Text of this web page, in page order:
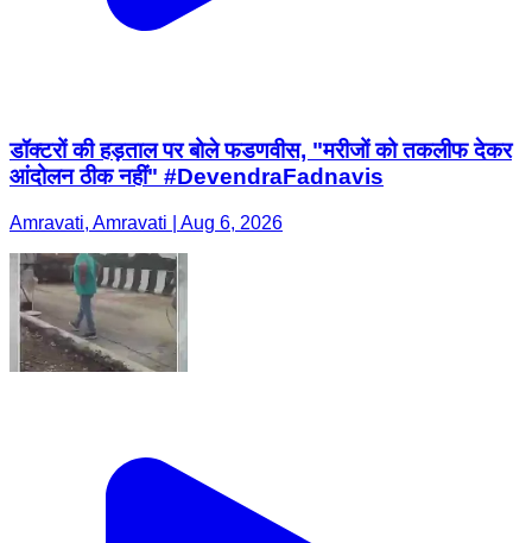
डॉक्टरों की हड़ताल पर बोले फडणवीस, "मरीजों को तकलीफ देकर
आंदोलन ठीक नहीं" #DevendraFadnavis
Amravati, Amravati | Aug 6, 2026